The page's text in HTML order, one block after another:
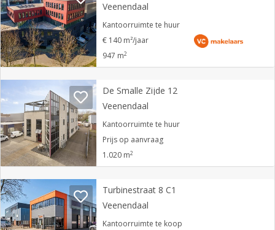
Veenendaal
Kantoorruimte te huur
€ 140 m²/jaar
947 m2
De Smalle Zijde 12
Veenendaal
Kantoorruimte te huur
Prijs op aanvraag
1.020 m2
Turbinestraat 8 C1
Veenendaal
Kantoorruimte te koop